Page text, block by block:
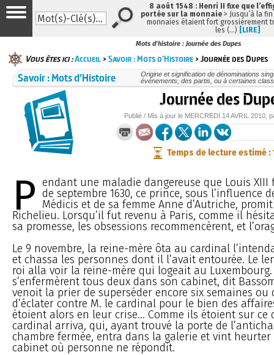
Mots d'histoire : Journée des Dupes
Vous êtes ici :Accueil >Savoir : Mots d’Histoire > Journée des Dupes
Savoir : Mots d’Histoire
Origine et signification de dénominations
événements, des partis, ou à certaines
Journée des
Publié / Mis à jour le MERCREDI 14 AVRIL 2010,
Temps de lecture estimé :
P endant une maladie dangereuse que Louis XIII
de septembre 1630, ce prince, sous l’influence
Médicis et de sa femme Anne d’Autriche,
Richelieu. Lorsqu’il fut revenu à Paris, comme il
sa promesse, les obsessions recommencèrent, et
Le 9 novembre, la reine-mère ôta au cardinal
et chassa les personnes dont il l’avait entourée. Le
roi alla voir la reine-mère qui logeait au
s’enfermèrent tous deux dans son cabinet, dit
venoit la prier de superséder encore six semaines ou
d’éclater contre M. le cardinal pour le bien des
étoient alors en leur crise... Comme ils étoient sur ce
cardinal arriva, qui, ayant trouvé la porte de
chambre fermée, entra dans la galerie et vint
cabinet où personne ne répondit.
8 août 1548 : Henri II fixe que
portée sur la monnaie > Jusqu’à la
monnaies étaient fort grossièrement
les (…) [LIRE]